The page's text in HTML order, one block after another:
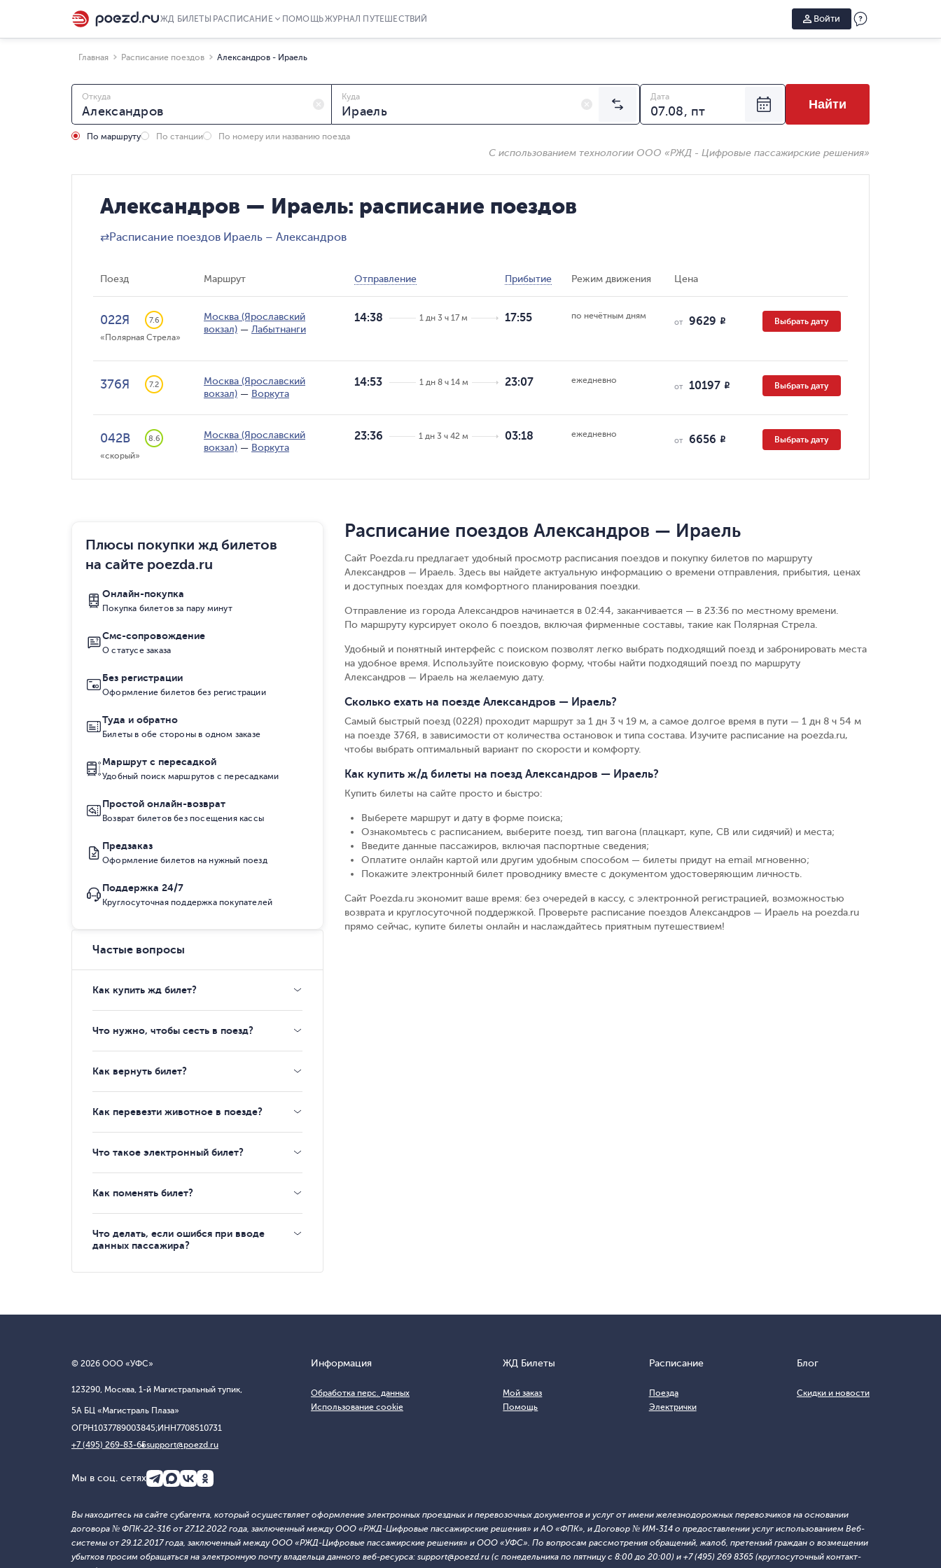
ЖД БИЛЕТЫ РАСПИСАНИЕ ПОМОЩЬЖУРНАЛ ПУТЕШЕСТВИЙ Войти
Главная Расписание поездов Александров - Ираель
Откуда Куда
По маршруту По станции По номеру или названию поезда
Дата
Найти
С использованием технологии ООО «РЖД - Цифровые пассажирские решения»
Александров — Ираель: расписание поездов
⇄Расписание поездов Ираель – Александров
Поезд Маршрут Отправление Прибытие Режим движения Цена
022Я 7.6
«Полярная Стрела»
Москва (Ярославский
вокзал) — Лабытнанги
14:38 1 дн 3 ч 17 м 17:55 по нечётным дням
от 9629 R Выбрать дату
376Я 7.2
Москва (Ярославский
вокзал) — Воркута
14:53 1 дн 8 ч 14 м 23:07 ежедневно
от 10197 R Выбрать дату
042В 8.6
«скорый»
Москва (Ярославский
вокзал) — Воркута
23:36 1 дн 3 ч 42 м 03:18 ежедневно
от 6656 R Выбрать дату
Расписание поездов Александров — Ираель
Сайт Poezda.ru предлагает удобный просмотр расписания поездов и покупку билетов по маршруту
Александров — Ираель. Здесь вы найдете актуальную информацию о времени отправления, прибытия, ценах
и доступных поездах для комфортного планирования поездки.
Отправление из города Александров начинается в 02:44, заканчивается — в 23:36 по местному времени.
По маршруту курсирует около 6 поездов, включая фирменные составы, такие как Полярная Стрела.
Удобный и понятный интерфейс с поиском позволят легко выбрать подходящий поезд и забронировать места
на удобное время. Используйте поисковую форму, чтобы найти подходящий поезд по маршруту
Александров — Ираель на желаемую дату.
Сколько ехать на поезде Александров — Ираель?
Самый быстрый поезд (022Я) проходит маршрут за 1 дн 3 ч 19 м, а самое долгое время в пути — 1 дн 8 ч 54 м
на поезде 376Я, в зависимости от количества остановок и типа состава. Изучите расписание на poezda.ru,
чтобы выбрать оптимальный вариант по скорости и комфорту.
Как купить ж/д билеты на поезд Александров — Ираель?
Купить билеты на сайте просто и быстро:
Выберете маршрут и дату в форме поиска;
Ознакомьтесь с расписанием, выберите поезд, тип вагона (плацкарт, купе, СВ или сидячий) и места;
Введите данные пассажиров, включая паспортные сведения;
Оплатите онлайн картой или другим удобным способом — билеты придут на email мгновенно;
Покажите электронный билет проводнику вместе с документом удостоверяющим личность.
Сайт Poezda.ru экономит ваше время: без очередей в кассу, с электронной регистрацией, возможностью
возврата и круглосуточной поддержкой. Проверьте расписание поездов Александров — Ираель на poezda.ru
прямо сейчас, купите билеты онлайн и наслаждайтесь приятным путешествием!
Плюсы покупки жд билетов
на сайте poezda.ru
Онлайн-покупка
Покупка билетов за пару минут
Смс-сопровождение
О статусе заказа
Без регистрации
Оформление билетов без регистрации
Туда и обратно
Билеты в обе стороны в одном заказе
Маршрут с пересадкой
Удобный поиск маршрутов с пересадками
Простой онлайн-возврат
Возврат билетов без посещения кассы
Предзаказ
Оформление билетов на нужный поезд
Поддержка 24/7
Круглосуточная поддержка покупателей
Частые вопросы
Как купить жд билет?
Что нужно, чтобы сесть в поезд?
Как вернуть билет?
Как перевезти животное в поезде?
Что такое электронный билет?
Как поменять билет?
Что делать, если ошибся при вводе
данных пассажира?
© 2026 ООО «УФС»
123290, Москва, 1-й Магистральный тупик,
5А БЦ «Магистраль Плаза»
ОГРН1037789003845;ИНН7708510731
+7 (495) 269-83-65support@poezd.ru
Информация
Обработка перс. данных
Использование cookie
ЖД Билеты
Мой заказ
Помощь
Расписание
Поезда
Электрички
Блог
Скидки и новости
Мы в соц. сетях
Вы находитесь на сайте субагента, который осуществляет оформление электронных проездных и перевозочных документов и услуг от имени железнодорожных перевозчиков на основании
договора № ФПК-22-316 от 27.12.2022 года, заключенный между ООО «РЖД-Цифровые пассажирские решения» и АО «ФПК», и Договор № ИМ-314 о предоставлении услуг использованием Веб-
системы от 29.12.2017 года, заключенный между ООО «РЖД-Цифровые пассажирские решения» и ООО «УФС». По вопросам рассмотрения обращений, жалоб, претензий граждан о возмещении
убытков просим обращаться на электронную почту владельца данного веб-ресурса: support@poezd.ru (с понедельника по пятницу с 8:00 до 20:00) и +7 (495) 269 8365 (круглосуточный контакт-